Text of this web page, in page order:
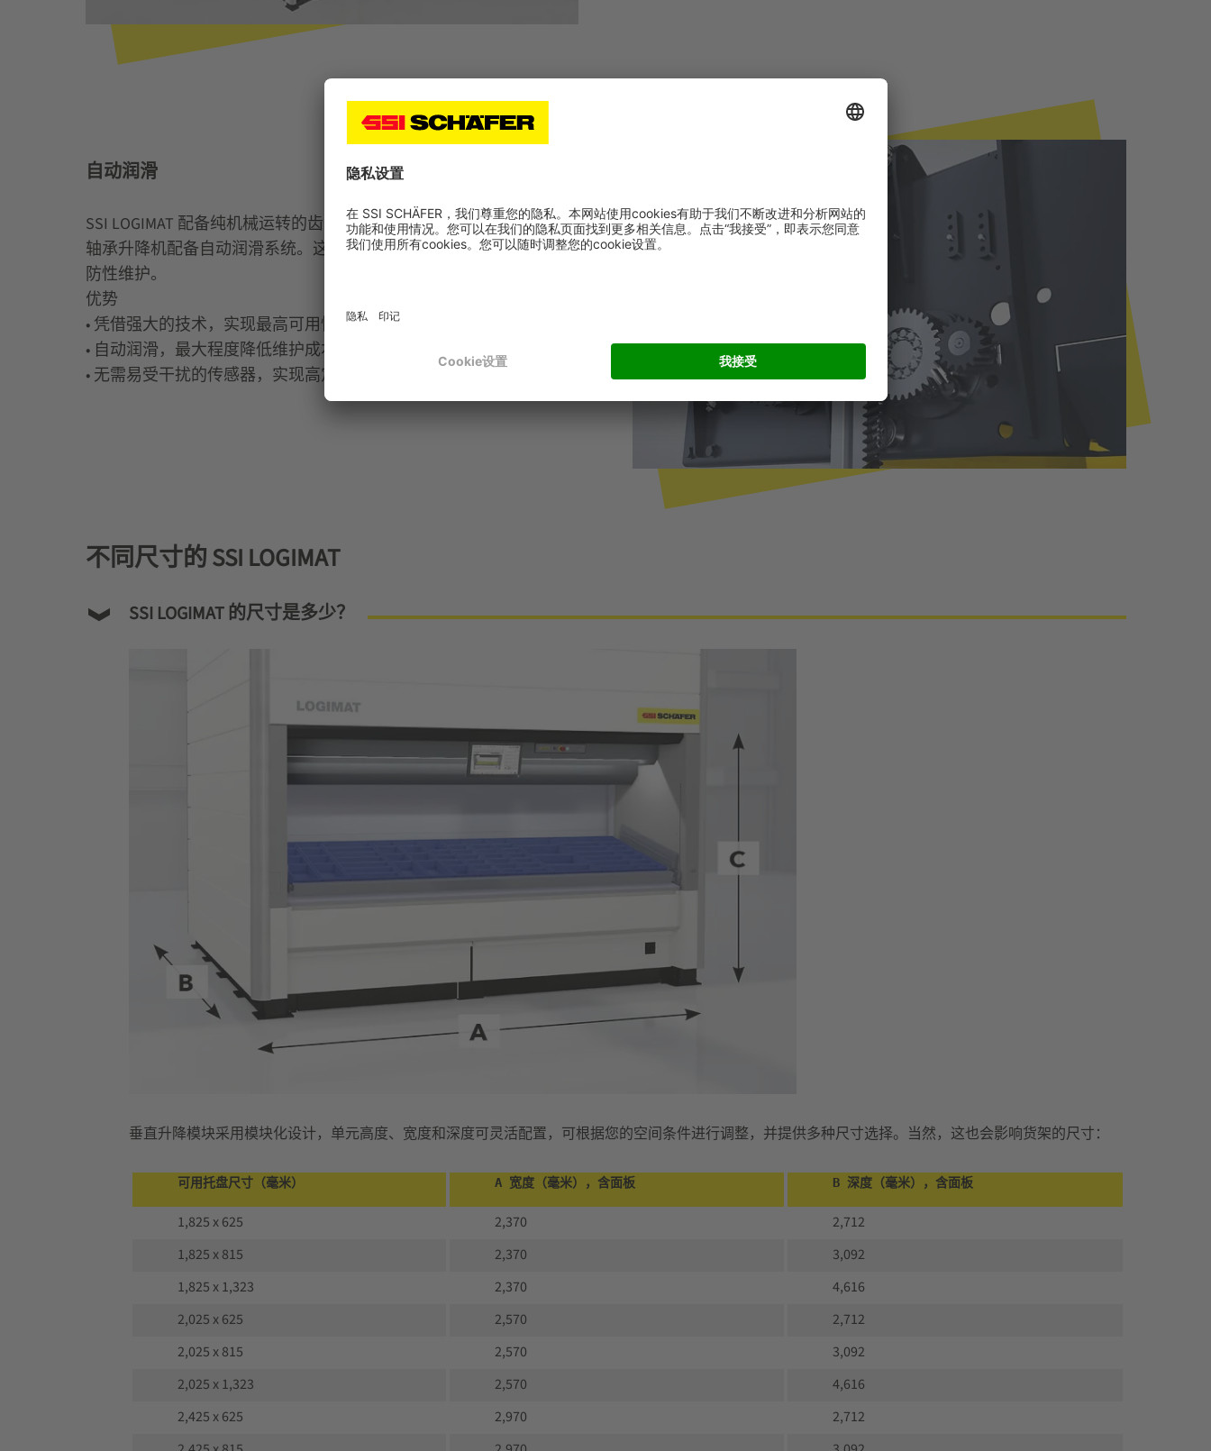
自动润滑
SSI LOGIMAT 配备纯机械运转的齿条齿轮传动装置，磨损极低。此外，
轴承升降机配备自动润滑系统。这意味着每次升降机运行，均可进行预
防性维护。
优势
• 凭借强大的技术，实现最高可用性
• 自动润滑，最大程度降低维护成本
• 无需易受干扰的传感器，实现高定位精度
不同尺寸的 SSI LOGIMAT
SSI LOGIMAT 的尺寸是多少？
垂直升降模块采用模块化设计，单元高度、宽度和深度可灵活配置，可根据您的空间条件进行调整，并提供多种尺寸选择。当然，这也会影响货架的尺寸：
可用托盘尺寸（毫米） A 宽度（毫米），含面板 B 深度（毫米），含面板
1,825 x 625 2,370
2,712
1,825 x 815
2,370
3,092
1,825 x 1,323
2,370
4,616
2,025 x 625
2,570
2,712
2,025 x 815
2,570
3,092
2,025 x 1,323
2,570
4,616
2,425 x 625
2,970
2,712